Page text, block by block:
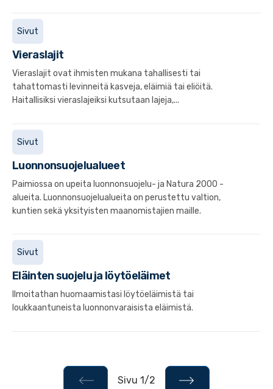
Sivut
Vieraslajit
Vieraslajit ovat ihmisten mukana tahallisesti tai
tahattomasti levinneitä kasveja, eläimiä tai eliöitä.
Haitallisiksi vieraslajeiksi kutsutaan lajeja,...
Sivut
Luonnonsuojelualueet
Paimiossa on upeita luonnonsuojelu- ja Natura 2000 -
alueita. Luonnonsuojelualueita on perustettu valtion,
kuntien sekä yksityisten maanomistajien maille.
Sivut
Eläinten suojelu ja löytöeläimet
Ilmoitathan huomaamistasi löytöeläimistä tai
loukkaantuneista luonnonvaraisista eläimistä.
Sivu 1/2